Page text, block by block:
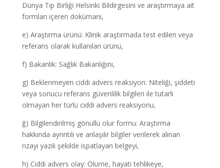
Dünya Tıp Birliği Helsinki Bildirgesini ve araştırmaya ait
formları içeren dokümanı,
e) Araştırma ürünü: Klinik araştırmada test edilen veya
referans olarak kullanılan ürünü,
f) Bakanlık: Sağlık Bakanlığını,
g) Beklenmeyen ciddi advers reaksiyon: Niteliği, şiddeti
veya sonucu referans güvenlilik bilgileri ile tutarlı
olmayan her türlü ciddi advers reaksiyonu,
ğ) Bilgilendirilmiş gönüllü olur formu: Araştırma
hakkında ayrıntılı ve anlaşılır bilgiler verilerek alınan
rızayı yazılı şekilde ispatlayan belgeyi,
h) Ciddi advers olay: Ölüme, hayati tehlikeye,